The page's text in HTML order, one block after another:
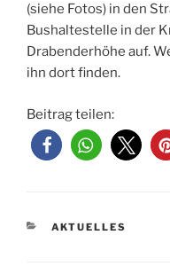
(siehe Fotos) in den
Bushaltestelle in der
Drabenderhöhe auf.
ihn dort finden.
Beitrag teilen:
KATEGORIEN
AKTUELLES